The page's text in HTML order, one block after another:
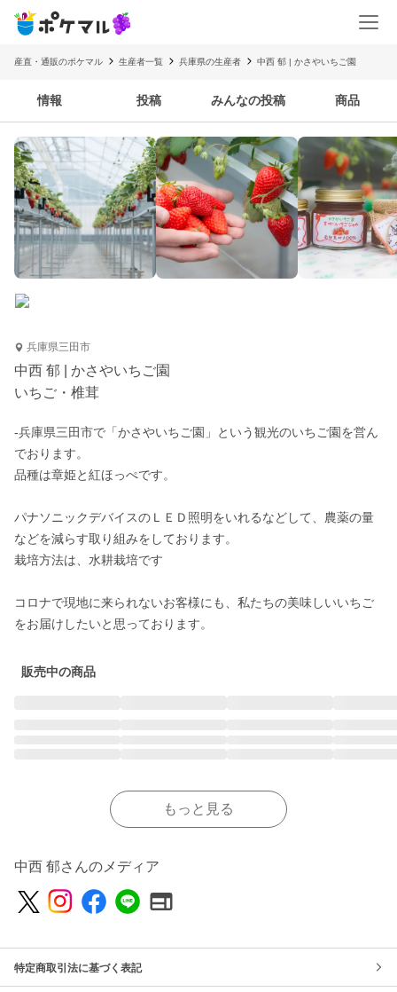
産直・通販のポケマル 生産者一覧 兵庫県の生産者 中西 郁 | かさやいちご園
情報 投稿 みんなの投稿 商品
兵庫県三田市
中西 郁 | かさやいちご園
いちご・椎茸
-兵庫県三田市で「かさやいちご園」という観光のいちご園を営ん
でおります。
品種は章姫と紅ほっぺです。
パナソニックデバイスのＬＥＤ照明をいれるなどして、農薬の量
などを減らす取り組みをしております。
栽培方法は、水耕栽培です
コロナで現地に来られないお客様にも、私たちの美味しいいちご
をお届けしたいと思っております。
販売中の商品
もっと見る
中西 郁さんのメディア
特定商取引法に基づく表記